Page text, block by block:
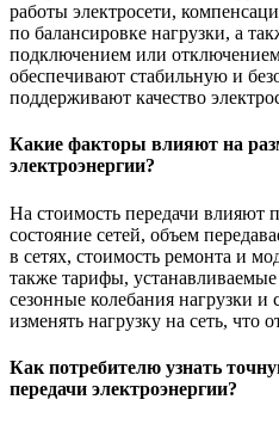
работы электросети,
по балансировке нагрузки, а
подключением или
обеспечивают стабильную и
поддерживают качество
Какие факторы влияют на
электроэнергии?
На стоимость передачи влияют
состояние сетей, объем
в сетях, стоимость ремонта и
также тарифы,
сезонные колебания нагрузки
изменять нагрузку на сеть, что
Как потребителю узнать
передачи электроэнергии?